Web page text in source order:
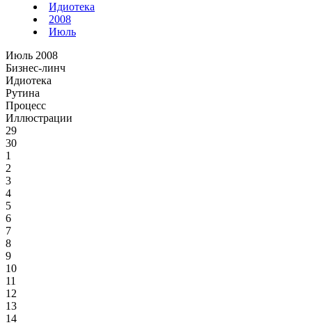
Идиотека
2008
Июль
Июль 2008
Бизнес-линч
Идиотека
Рутина
Процесс
Иллюстрации
29
30
1
2
3
4
5
6
7
8
9
10
11
12
13
14